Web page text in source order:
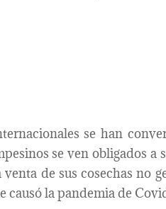
se han
se ven obligados a
de sus cosechas no
causó la pandemia de